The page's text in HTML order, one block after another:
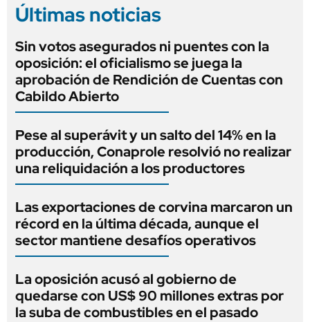
Últimas noticias
Sin votos asegurados ni puentes con la
oposición: el oficialismo se juega la
aprobación de Rendición de Cuentas con
Cabildo Abierto
Pese al superávit y un salto del 14% en la
producción, Conaprole resolvió no realizar
una reliquidación a los productores
Las exportaciones de corvina marcaron un
récord en la última década, aunque el
sector mantiene desafíos operativos
La oposición acusó al gobierno de
quedarse con US$ 90 millones extras por
la suba de combustibles en el pasado